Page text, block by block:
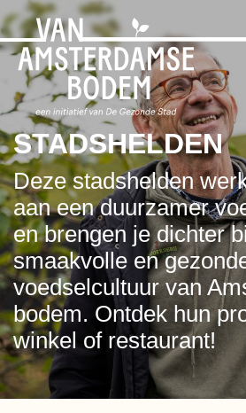
Skip
to
the
content
Search
STADSHELDEN
Deze stadshelden
aan een duurzamer
en brengen je dichter
smaakvolle en
voedselcultuur van
bodem. Ontdek hun
winkel of restaurant!